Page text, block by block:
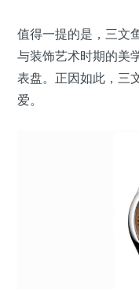
值得一提的是，三文
与装饰艺术时期的美
表盘。正因如此，三
爱。